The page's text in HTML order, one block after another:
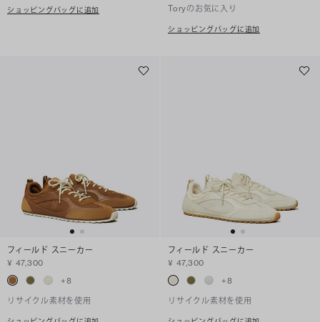
ショッピングバッグに追加 Toryのお気に入り
ショッピングバッグに追加
フィールド スニーカー
¥ 47,300
+8
リサイクル素材を使用
フィールド スニーカー
¥ 47,300
+8
リサイクル素材を使用